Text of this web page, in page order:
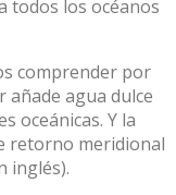
todos los océanos
comprender por
añade agua dulce
oceánicas. Y la
retorno meridional
inglés).